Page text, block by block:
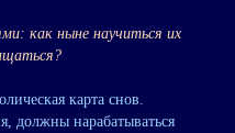
как ныне научиться их
карта снов.
должны нарабатываться